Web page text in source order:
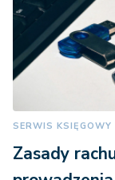
SERWIS KSIĘGOWY
Zasady